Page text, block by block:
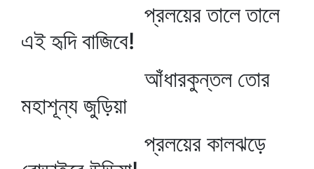
প্রলয়ের তালে তালে
এই হৃদি বাজিবে!
আঁধারকুন্তল তোর
মহাশূন্য জুড়িয়া
প্রলয়ের কালঝড়ে